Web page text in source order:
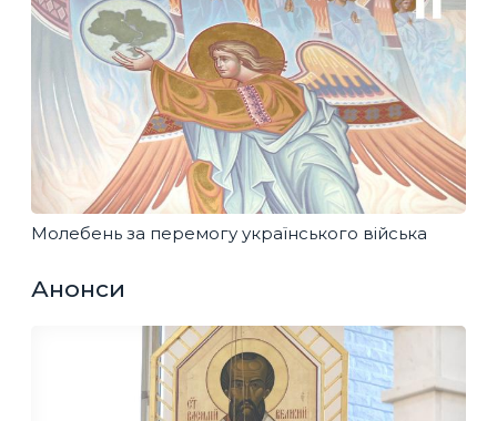
Молебень за перемогу українського війська
Анонси